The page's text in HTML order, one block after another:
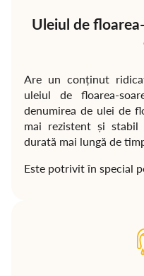
Uleiul de
Are un conținut
uleiul de floarea-
denumirea de ulei de
mai rezistent și
durată mai lungă de
Este potrivit în special